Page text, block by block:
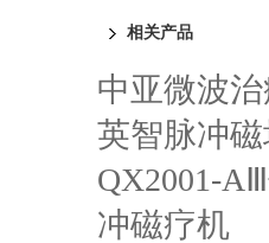
相关产品
中亚微波治
英智脉冲
QX2001-
冲磁疗机